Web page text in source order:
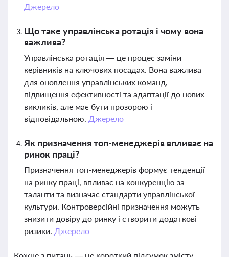
Джерело
Що таке управлінська ротація і чому вона
важлива?
Управлінська ротація — це процес заміни
керівників на ключових посадах. Вона важлива
для оновлення управлінських команд,
підвищення ефективності та адаптації до нових
викликів, але має бути прозорою і
відповідальною. Джерело
Як призначення топ-менеджерів впливає на
ринок праці?
Призначення топ-менеджерів формує тенденції
на ринку праці, впливає на конкуренцію за
таланти та визначає стандарти управлінської
культури. Контроверсійні призначення можуть
знизити довіру до ринку і створити додаткові
ризики. Джерело